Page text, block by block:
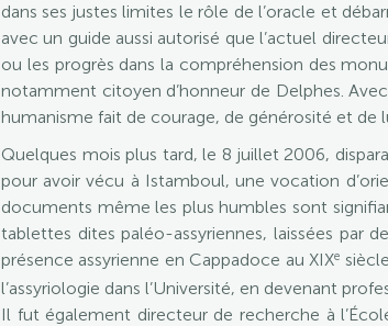
dans ses justes limites le rôle de l’oracle et
avec un guide aussi autorisé que l’actuel
ou les progrès dans la compréhension des
notamment citoyen d’honneur de Delphes.
humanisme fait de courage, de générosité et de
Quelques mois plus tard, le 8 juillet 2006,
pour avoir vécu à Istamboul, une vocation
documents même les plus humbles sont
tablettes dites paléo-assyriennes, laissées par
présence assyrienne en Cappadoce au XIXe
l’assyriologie dans l’Université, en devenant
Il fut également directeur de recherche à